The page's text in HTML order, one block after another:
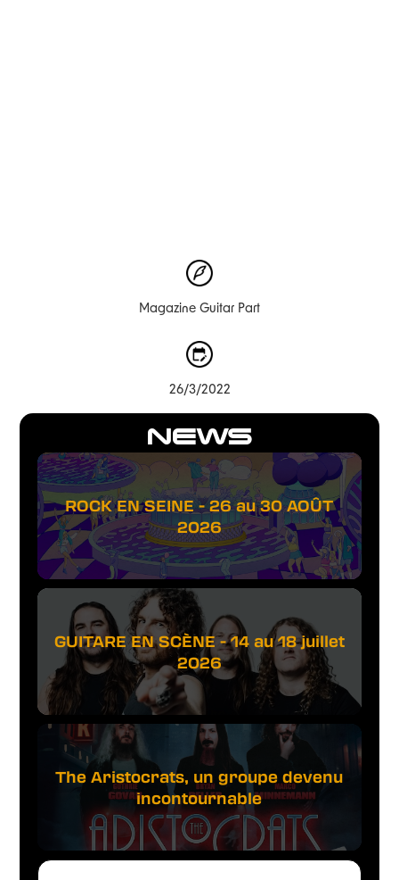
NEWS
ROCK EN SEINE - 26 au 30 AOÛT
2026
GUITARE EN SCÈNE - 14 au 18 juillet
2026
The Aristocrats, un groupe devenu
incontournable
Magazine Guitar Part
26/3/2022